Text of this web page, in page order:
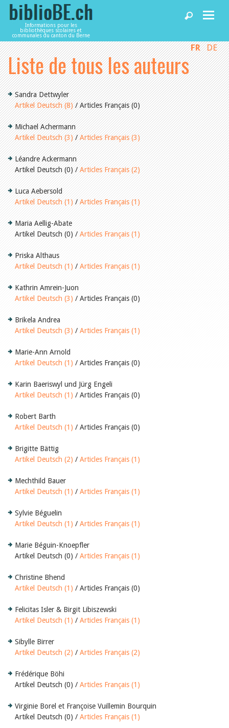
Informations pour les
bibliothèques scolaires et
communales du canton du Berne
Accueil
Articles
Bibliothèques
Agenda
Services
Utiliser biblioBE.ch
FR DE
Liste de tous les auteurs
Sandra Dettwyler
Artikel Deutsch (8)/ Articles Français (0)
Michael Achermann
Artikel Deutsch (3)/Articles Français (3)
Léandre Ackermann
Artikel Deutsch (0) /Articles Français (2)
Luca Aebersold
Artikel Deutsch (1)/Articles Français (1)
Maria Aellig-Abate
Artikel Deutsch (0) / Articles Français (1)
Priska Althaus
Artikel Deutsch (1) / Articles Français (1)
Kathrin Amrein-Juon
Artikel Deutsch (3) / Articles Français (0)
Brikela Andrea
Artikel Deutsch (3) / Articles Français (1)
Marie-Ann Arnold
Artikel Deutsch (1) / Articles Français (0)
Karin Baeriswyl und Jürg Engeli
Artikel Deutsch (1) / Articles Français (0)
Robert Barth
Artikel Deutsch (1) / Articles Français (0)
Brigitte Bättig
Artikel Deutsch (2) / Articles Français (1)
Mechthild Bauer
Artikel Deutsch (1) / Articles Français (1)
Sylvie Béguelin
Artikel Deutsch (1) / Articles Français (1)
Marie Béguin-Knoepfler
Artikel Deutsch (0) / Articles Français (1)
Christine Bhend
Artikel Deutsch (1) / Articles Français (0)
Felicitas Isler & Birgit Libiszewski
Artikel Deutsch (1) / Articles Français (1)
Sibylle Birrer
Artikel Deutsch (2) / Articles Français (2)
Frédérique Böhi
Artikel Deutsch (0) / Articles Français (1)
Virginie Borel et Françoise Vuillemin Bourquin
Artikel Deutsch (0) / Articles Français (1)